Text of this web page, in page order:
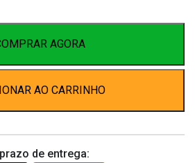
AGORA
AO CARRINHO
de entrega: